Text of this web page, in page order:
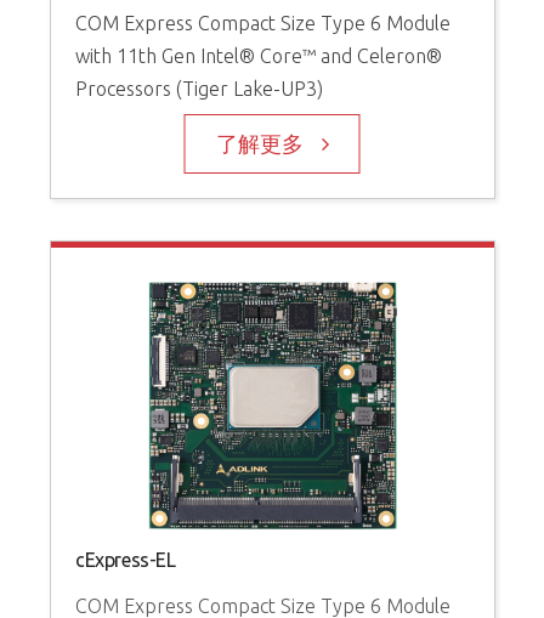
COM Express Compact Size Type 6 Module
with 11th Gen Intel® Core™ and Celeron®
Processors (Tiger Lake-UP3)
了解更多
cExpress-EL
COM Express Compact Size Type 6 Module